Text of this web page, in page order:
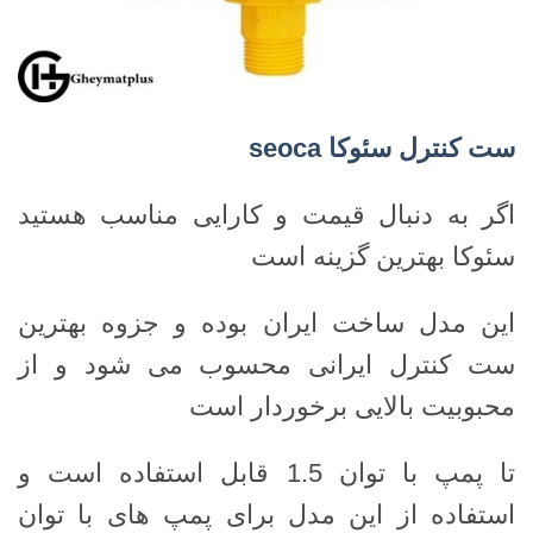
ست کنترل سئوکا seoca
اگر به دنبال قیمت و کارایی مناسب هستید
سئوکا بهترین گزینه است
این مدل ساخت ایران بوده و جزوه بهترین
ست کنترل ایرانی محسوب می شود و از
محبوبیت بالایی برخوردار است
تا پمپ با توان 1.5 قابل استفاده است و
استفاده از این مدل برای پمپ های با توان